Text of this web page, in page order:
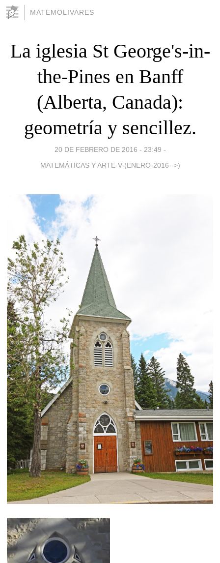
MATEMOLIVARES
La iglesia St George's-in-
the-Pines en Banff
(Alberta, Canada):
geometría y sencillez.
20 DE FEBRERO DE 2016 - 23:49 -
MATEMÁTICAS Y ARTE-V-(ENERO-2016-->)